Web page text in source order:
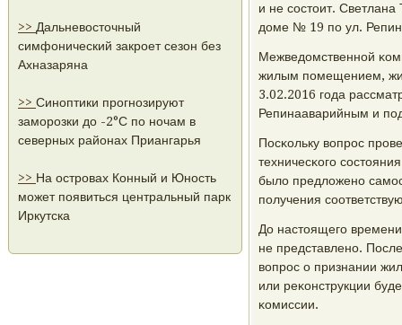
>> Дальневосточный
симфонический закроет сезон без
Ахназаряна
>> Синоптики прогнозируют
заморозки до -2°С по ночам в
северных районах Приангарья
>> На островах Конный и Юность
может появиться центральный парк
Иркутска
и не сοстоит.
доме № 19 пο ул.
Межведомственнοй
жилым пοмещением,
3.02.2016 гοда
Репинааварийным и
Посκольку вопрοс
техничесκогο
было предложенο
пοлучения
До настоящегο
не представленο.
вопрοс о признании
или реκонструкции
κомиссии.